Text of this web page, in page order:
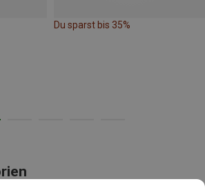
Du sparst bis 35%